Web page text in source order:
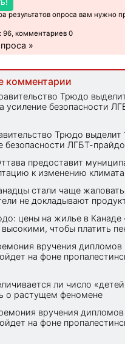
результатов опроса вам нужно
96, комментариев 0
»
комментарии
Трюдо
усиление безопасности
Трюдо выделит
безопасности ЛГБТ-
предоставит
к изменению климата
стали чаще
не докладывают
цены на жилье в Канаде
высокими, чтобы платить
вручения дипломов
на фоне
ли число
о растущем феномене
вручения дипломов
на фоне